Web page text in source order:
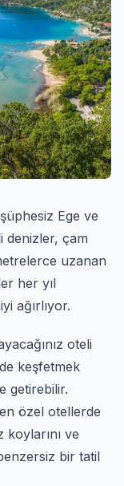
Ege ve
denizler, çam
uzanan
her yıl
ağırlıyor.
oteli
keşfetmek
getirebilir.
özel otellerde
ve
bir tatil